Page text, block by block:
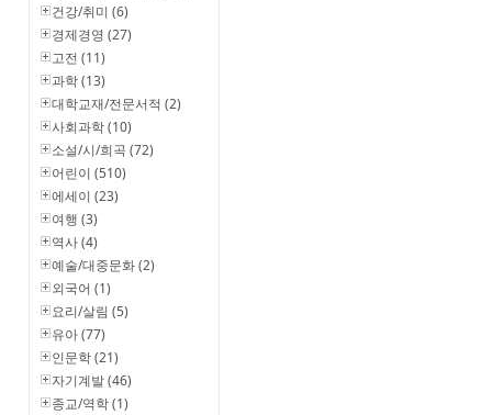
건강/취미 (6)
경제경영 (27)
고전 (11)
과학 (13)
대학교재/전문서적 (2)
사회과학 (10)
소설/시/희곡 (72)
어린이 (510)
에세이 (23)
여행 (3)
역사 (4)
예술/대중문화 (2)
외국어 (1)
요리/살림 (5)
유아 (77)
인문학 (21)
자기계발 (46)
종교/역학 (1)